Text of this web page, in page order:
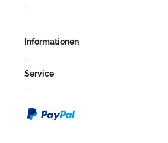
Informationen
Service